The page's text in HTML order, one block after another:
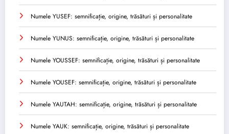
Numele YUSEF: semnificație, origine, trăsături și personalitate
Numele YUNUS: semnificație, origine, trăsături și personalitate
Numele YOUSSEF: semnificație, origine, trăsături și personalitate
Numele YOUSEF: semnificație, origine, trăsături și personalitate
Numele YAUTAH: semnificație, origine, trăsături și personalitate
Numele YAUK: semnificație, origine, trăsături și personalitate